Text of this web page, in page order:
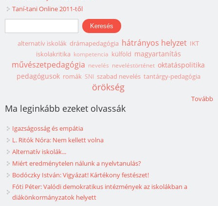
Taní-tani Online 2011-től
Keresés űrlap
Keresés
alternatív iskolák drámapedagógia hátrányos helyzet IKT
iskolakritika kompetencia külföld magyartanítás
művészetpedagógia nevelés neveléstörténet oktatáspolitika
pedagógusok romák SNI szabad nevelés tantárgy-pedagógia
örökség
Tovább
Ma leginkább ezeket olvassák
Igazságosság és empátia
L. Ritók Nóra: Nem kellett volna
Alternatív iskolák...
Miért eredménytelen nálunk a nyelvtanulás?
Bodóczky István: Vigyázat! Kártékony festészet!
Fóti Péter: Valódi demokratikus intézmények az iskolákban a
diákönkormányzatok helyett